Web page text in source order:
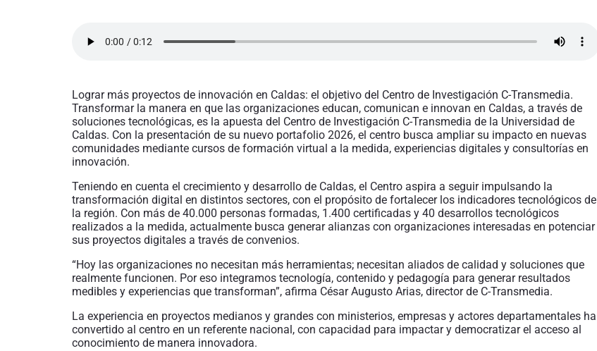
Lograr más proyectos de innovación en Caldas: el objetivo del Centro de Investigación C-Transmedia.
Transformar la manera en que las organizaciones educan, comunican e innovan en Caldas, a través de
soluciones tecnológicas, es la apuesta del Centro de Investigación C-Transmedia de la Universidad de
Caldas. Con la presentación de su nuevo portafolio 2026, el centro busca ampliar su impacto en nuevas
comunidades mediante cursos de formación virtual a la medida, experiencias digitales y consultorías en
innovación.
Teniendo en cuenta el crecimiento y desarrollo de Caldas, el Centro aspira a seguir impulsando la
transformación digital en distintos sectores, con el propósito de fortalecer los indicadores tecnológicos de
la región. Con más de 40.000 personas formadas, 1.400 certificadas y 40 desarrollos tecnológicos
realizados a la medida, actualmente busca generar alianzas con organizaciones interesadas en potenciar
sus proyectos digitales a través de convenios.
“Hoy las organizaciones no necesitan más herramientas; necesitan aliados de calidad y soluciones que
realmente funcionen. Por eso integramos tecnología, contenido y pedagogía para generar resultados
medibles y experiencias que transforman”, afirma César Augusto Arias, director de C-Transmedia.
La experiencia en proyectos medianos y grandes con ministerios, empresas y actores departamentales ha
convertido al centro en un referente nacional, con capacidad para impactar y democratizar el acceso al
conocimiento de manera innovadora.